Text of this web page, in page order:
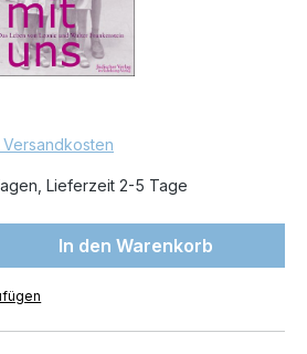
Lieferzeit 2-5 Tage
Gib den
In den Warenkorb